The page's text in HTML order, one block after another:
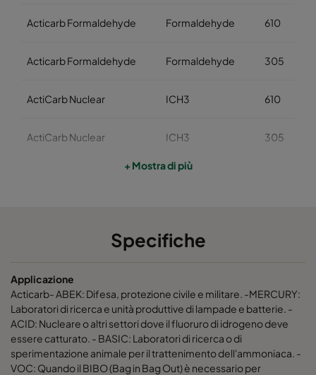
Acticarb Formaldehyde Formaldehyde 610
Acticarb Formaldehyde Formaldehyde 305
ActiCarb Nuclear ICH3 610
ActiCarb Nuclear ICH3 305
Iodine 131
Mercury
ActiCarb Mercury Mercury 305
ActiCarb VOC VOC 610
ActiCarb VOC VOC
+ Mostra di più
Specifiche
Applicazione
Acticarb- ABEK: Difesa, protezione civile e militare. -MERCURY:
Laboratori di ricerca e unità produttive di lampade e batterie. -
ACID: Nucleare o altri settori dove il fluoruro di idrogeno deve
essere catturato. - BASIC: Laboratori di ricerca o di
sperimentazione animale per il trattenimento dell'ammoniaca. -
VOC: Quando il BIBO (Bag in Bag Out) è necessario per